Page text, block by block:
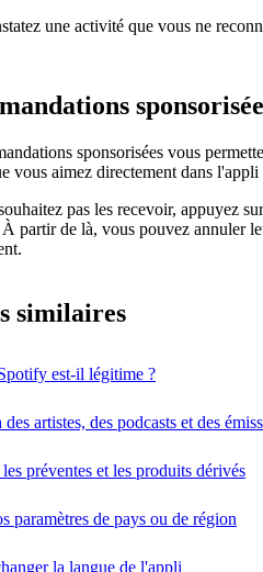
une activité que vous ne
sponsorisées vous
vous aimez directement dans
pas les recevoir, appuyez
partir de là, vous pouvez annuler
similaires
est-il légitime ?
des artistes, des podcasts et des
préventes et les produits dérivés
paramètres de pays ou de région
la langue de l'appli